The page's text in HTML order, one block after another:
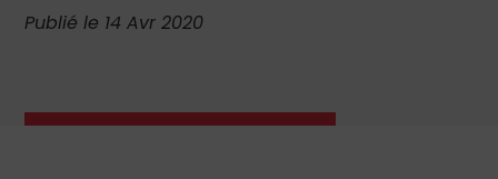
Publié le 14 Avr 2020